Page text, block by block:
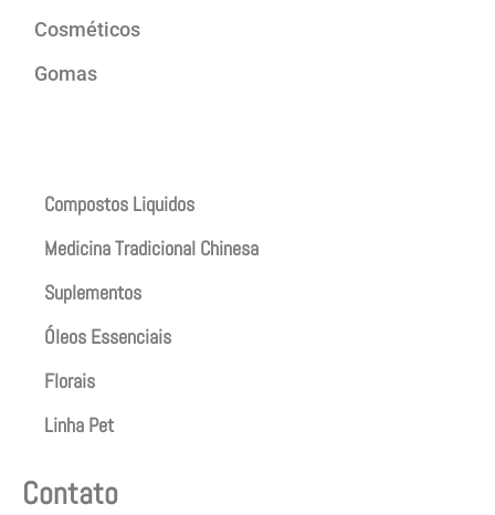
Cosméticos
Gomas
Compostos Liquidos
Medicina Tradicional Chinesa
Suplementos
Óleos Essenciais
Florais
Linha Pet
Contato